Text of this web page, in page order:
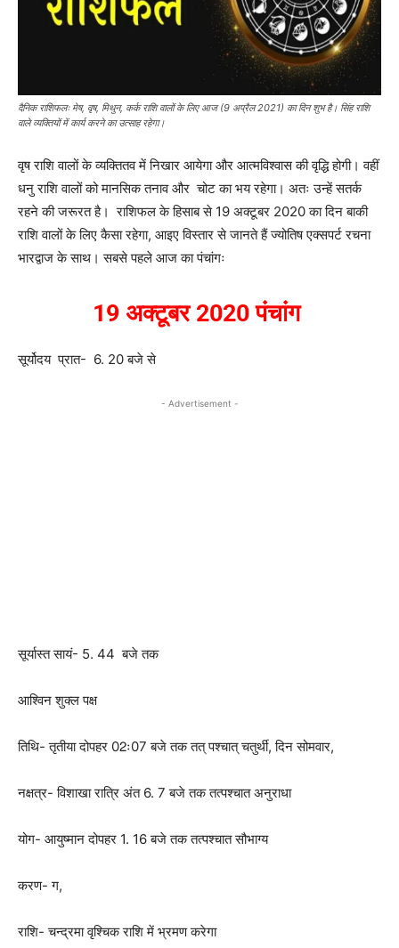
दैनिक राशिफलः मेष, वृष, मिथुन, कर्क राशि वालों के लिए आज (9 अप्रैल 2021) का दिन शुभ है। सिंह राशि
वाले व्यक्तियों में कार्य करने का उत्साह रहेगा।
वृष राशि वालों के व्यक्तितव में निखार आयेगा और आत्मविश्वास की वृद्धि होगी। वहीं
धनु राशि वालों को मानसिक तनाव और चोट का भय रहेगा। अतः उन्हें सतर्क
रहने की जरूरत है। राशिफल के हिसाब से 19 अक्टूबर 2020 का दिन बाकी
राशि वालों के लिए कैसा रहेगा, आइए विस्तार से जानते हैं ज्योतिष एक्सपर्ट रचना
भारद्वाज के साथ। सबसे पहले आज का पंचांगः
19 अक्टूबर2020पंचांग
सूर्योदय प्रात- 6. 20 बजे से
- Advertisement -
सूर्यास्त सायं- 5. 44 बजे तक
आश्विन शुक्ल पक्ष
तिथि- तृतीया दोपहर 02ः07 बजे तक तत् पश्चात् चतुर्थी, दिन सोमवार,
नक्षत्र- विशाखा रात्रि अंत 6. 7 बजे तक तत्पश्चात अनुराधा
योग- आयुष्मान दोपहर 1. 16 बजे तक तत्पश्चात सौभाग्य
करण- ग,
राशि- चन्द्रमा वृश्चिक राशि में भ्रमण करेगा